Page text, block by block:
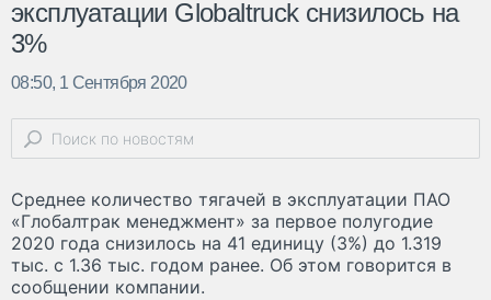
эксплуатации Globaltruck снизилось на
3%
08:50, 1 Сентября 2020
Среднее количество тягачей в эксплуатации ПАО
«Глобалтрак менеджмент» за первое полугодие
2020 года снизилось на 41 единицу (3%) до 1.319
тыс. с 1.36 тыс. годом ранее. Об этом говорится в
сообщении компании.